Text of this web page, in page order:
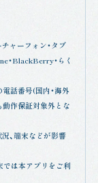
ャーフォン・タブ
・BlackBerry・らく
話番号(国内・海外
動作保証対象外とな
、端末などが影響
は本アプリをご利